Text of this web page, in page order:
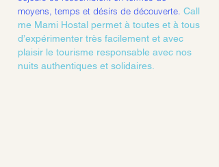
moyens, temps et désirs de découverte. Call
me Mami Hostal permet à toutes et à tous
d’expérimenter très facilement et avec
plaisir le tourisme responsable avec nos
nuits authentiques et solidaires.